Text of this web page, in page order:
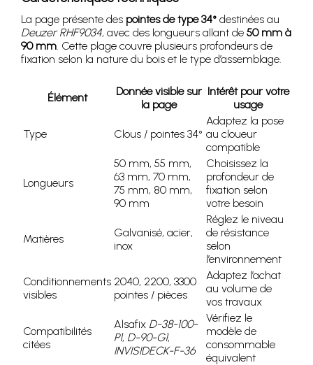
La page présente des pointes de type 34° destinées au
Deuzer RHF9034, avec des longueurs allant de 50 mm à
90 mm. Cette plage couvre plusieurs profondeurs de
fixation selon la nature du bois et le type d’assemblage.
Élément
Donnée visible sur
la page
Intérêt pour votre
usage
Type Clous / pointes 34°
Adaptez la pose
au cloueur
compatible
Longueurs
50 mm, 55 mm,
63 mm, 70 mm,
75 mm, 80 mm,
90 mm
Choisissez la
profondeur de
fixation selon
votre besoin
Matières
Galvanisé, acier,
inox
Réglez le niveau
de résistance
selon
l’environnement
Conditionnements
visibles
2040, 2200, 3300
pointes / pièces
Adaptez l’achat
au volume de
vos travaux
Compatibilités
citées
Alsafix D-38-100-
P1, D-90-G1,
INVISIDECK-F-36
Vérifiez le
modèle de
consommable
équivalent